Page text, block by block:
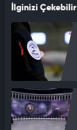
İlginizi Çekebilir